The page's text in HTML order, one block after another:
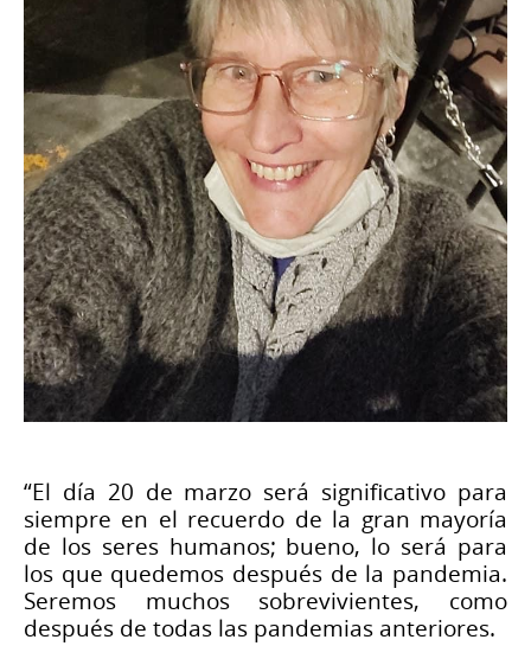
“El día 20 de marzo será significativo para
siempre en el recuerdo de la gran mayoría
de los seres humanos; bueno, lo será para
los que quedemos después de la pandemia.
Seremos muchos sobrevivientes, como
después de todas las pandemias anteriores.